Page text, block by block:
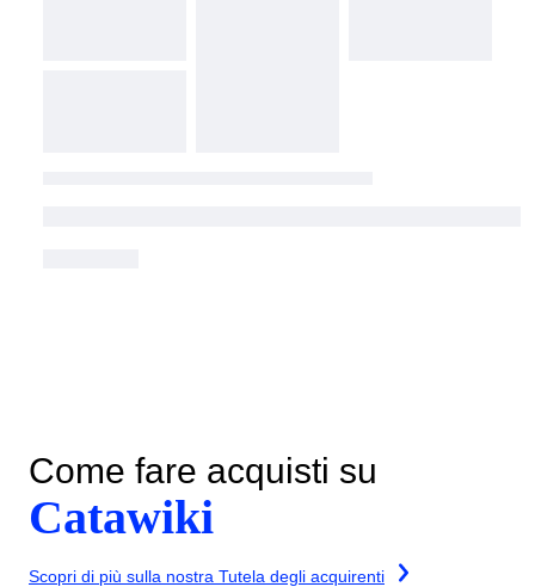
Come fare acquisti su
Catawiki
Scopri di più sulla nostra Tutela degli acquirenti